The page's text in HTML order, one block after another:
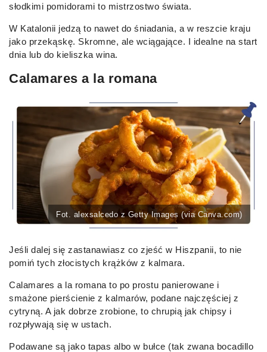
słodkimi pomidorami to mistrzostwo świata.
W Katalonii jedzą to nawet do śniadania, a w reszcie kraju
jako przekąskę. Skromne, ale wciągające. I idealne na start
dnia lub do kieliszka wina.
Calamares a la romana
Fot. alexsalcedo z Getty Images (via Canva.com)
Jeśli dalej się zastanawiasz co zjeść w Hiszpanii, to nie
pomiń tych złocistych krążków z kalmara.
Calamares a la romana to po prostu panierowane i
smażone pierścienie z kalmarów, podane najczęściej z
cytryną. A jak dobrze zrobione, to chrupią jak chipsy i
rozpływają się w ustach.
Podawane są jako tapas albo w bułce (tak zwana bocadillo